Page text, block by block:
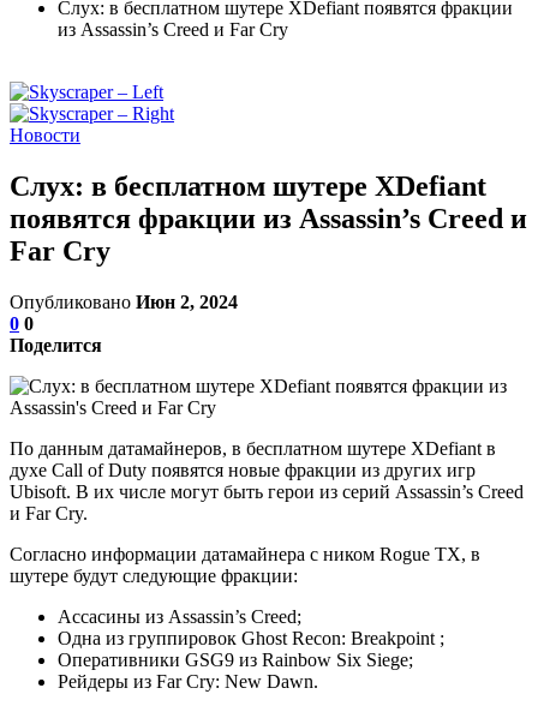
Слух: в бесплатном шутере XDefiant появятся фракции
из Assassin’s Creed и Far Cry
Новости
Слух: в бесплатном шутере XDefiant
появятся фракции из Assassin’s Creed и
Far Cry
Опубликовано Июн 2, 2024
0 0
Поделится
По данным датамайнеров, в бесплатном шутере XDefiant в
духе Call of Duty появятся новые фракции из других игр
Ubisoft. В их числе могут быть герои из серий Assassin’s Creed
и Far Cry.
Согласно информации датамайнера с ником Rogue TX, в
шутере будут следующие фракции:
Ассасины из Assassin’s Creed;
Одна из группировок Ghost Recon: Breakpoint ;
Оперативники GSG9 из Rainbow Six Siege;
Рейдеры из Far Cry: New Dawn.